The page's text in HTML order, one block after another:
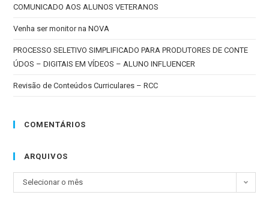
COMUNICADO AOS ALUNOS VETERANOS
Venha ser monitor na NOVA
PROCESSO SELETIVO SIMPLIFICADO PARA PRODUTORES DE CONTE
ÚDOS – DIGITAIS EM VÍDEOS – ALUNO INFLUENCER
Revisão de Conteúdos Curriculares – RCC
COMENTÁRIOS
ARQUIVOS
Selecionar o mês